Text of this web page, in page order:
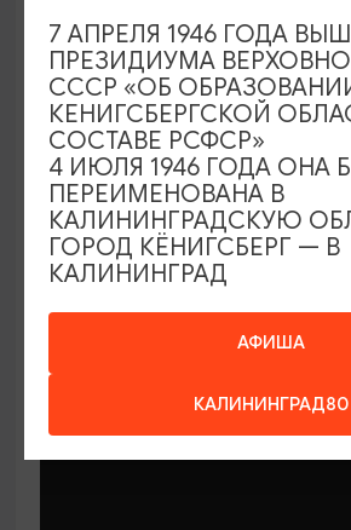
МАСТЕР-КЛАССЫ
Мастер-классы по
Бодяковой
Калининград, ул. Баранова, 45
АФИША
КАЛИНИНГРАД80
7 АПРЕЛЯ 1946 ГОДА
ПРЕЗИДИУМА
СССР «ОБ
КЕНИГСБЕРГСКОЙ
СОСТАВЕ РСФСР»
4 ИЮЛЯ 1946 ГОДА ОНА
ПЕРЕИМЕНОВАНА В
КАЛИНИНГРАДСКУЮ
ГОРОД КЁНИГСБЕРГ — В
КАЛИНИНГРАД